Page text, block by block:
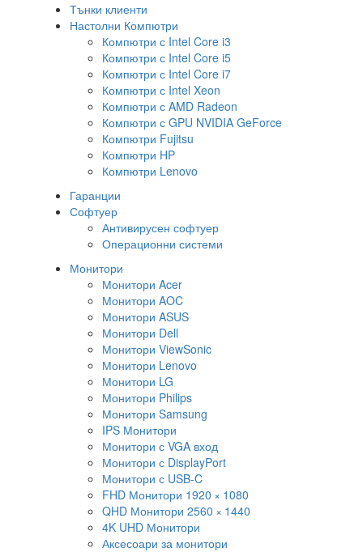
Тънки клиенти
Настолни Компютри
Компютри с Intel Core i3
Компютри с Intel Core i5
Компютри с Intel Core i7
Компютри с Intel Xeon
Компютри с AMD Radeon
Компютри с GPU NVIDIA GeForce
Компютри Fujitsu
Компютри HP
Компютри Lenovo
Гаранции
Софтуер
Антивирусен софтуер
Операционни системи
Монитори
Монитори Acer
Монитори AOC
Монитори ASUS
Монитори Dell
Монитори ViewSonic
Монитори Lenovo
Монитори LG
Монитори Philips
Монитори Samsung
IPS Монитори
Монитори с VGA вход
Монитори с DisplayPort
Монитори с USB-C
FHD Монитори 1920 × 1080
QHD Монитори 2560 × 1440
4K UHD Монитори
Аксесоари за монитори